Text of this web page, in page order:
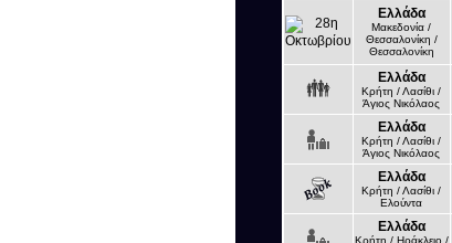
Ελλάδα
Μακεδονία /
Θεσσαλονίκη /
Θεσσαλονίκη
Ελλάδα
Κρήτη / Λασίθι /
Άγιος Νικόλαος
Ελλάδα
Κρήτη / Λασίθι /
Άγιος Νικόλαος
Ελλάδα
Κρήτη / Λασίθι /
Ελούντα
Ελλάδα
Κρήτη / Ηράκλειο /